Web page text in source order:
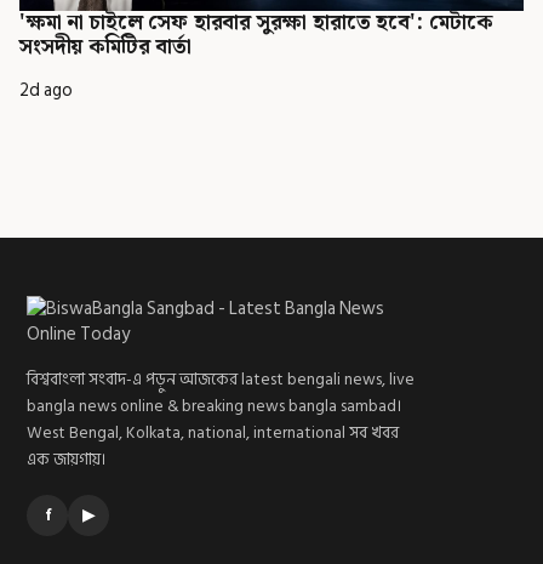
'ক্ষমা না চাইলে সেফ হারবার সুরক্ষা হারাতে হবে': মেটাকে
সংসদীয় কমিটির বার্তা
2d ago
বিশ্ববাংলা সংবাদ-এ পড়ুন আজকের latest bengali news, live
bangla news online & breaking news bangla sambad।
West Bengal, Kolkata, national, international সব খবর
এক জায়গায়।
f ▶